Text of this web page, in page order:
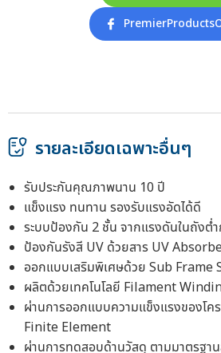
รายละเอียดเฉพาะอื่นๆ
รับประกันคุณภาพนาน 10 ปี
แข็งแรง ทนทาน รองรับแรงอัดได้ดี
ระบบป้องกัน 2 ชั้น จากแรงดันในถังต่
ป้องกันรังสี UV ด้วยสาร UV
ออกแบบเสริมพิเศษด้วย Sub
ผลิตด้วยเทคโนโลยี Filament
ผ่านการออกแบบความแข็งแรงของโค
Finite Element
ผ่านการทดสอบด้านวัสดุ ตามมาตรฐา